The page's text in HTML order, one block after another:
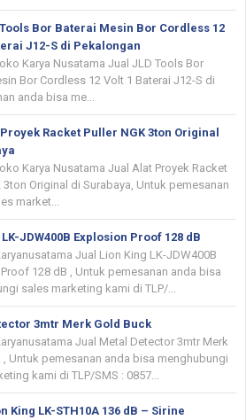
Bor Baterai Mesin Bor Cordless 12
J12-S di Pekalongan
Karya Nusatama Jual JLD Tools Bor
Bor Cordless 12 Volt 1 Baterai J12-S di
anda bisa me...
Racket Puller NGK 3ton Original
Karya Nusatama Jual Alat Proyek Racket
3ton Original di Surabaya, Untuk pemesanan
market...
JDW400B Explosion Proof 128 dB
Jual Lion King LK-JDW400B
128 dB , Untuk pemesanan anda bisa
sales marketing kami di TLP/...
3mtr Merk Gold Buck
Jual Metal Detector 3mtr Merk
, Untuk pemesanan anda bisa menghubungi
kami di TLP/SMS : 0857...
King LK-STH10A 136 dB – Sirine